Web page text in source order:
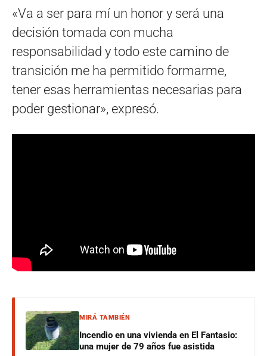
«Va a ser para mí un honor y será una
decisión tomada con mucha
responsabilidad y todo este camino de
transición me ha permitido formarme,
tener esas herramientas necesarias para
poder gestionar», expresó.
MIRÁ TAMBIÉN
Incendio en una vivienda en El Fantasio:
una mujer de 79 años fue asistida